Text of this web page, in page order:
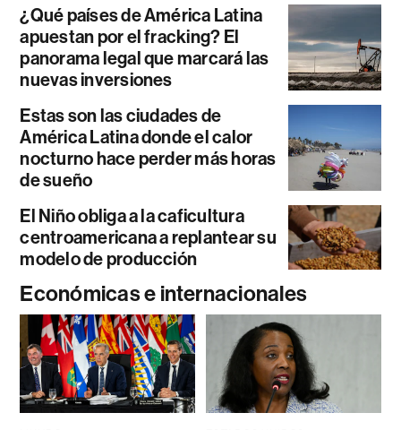
¿Qué países de América Latina
apuestan por el fracking? El
panorama legal que marcará las
nuevas inversiones
Estas son las ciudades de
América Latina donde el calor
nocturno hace perder más horas
de sueño
El Niño obliga a la caficultura
centroamericana a replantear su
modelo de producción
Económicas e internacionales